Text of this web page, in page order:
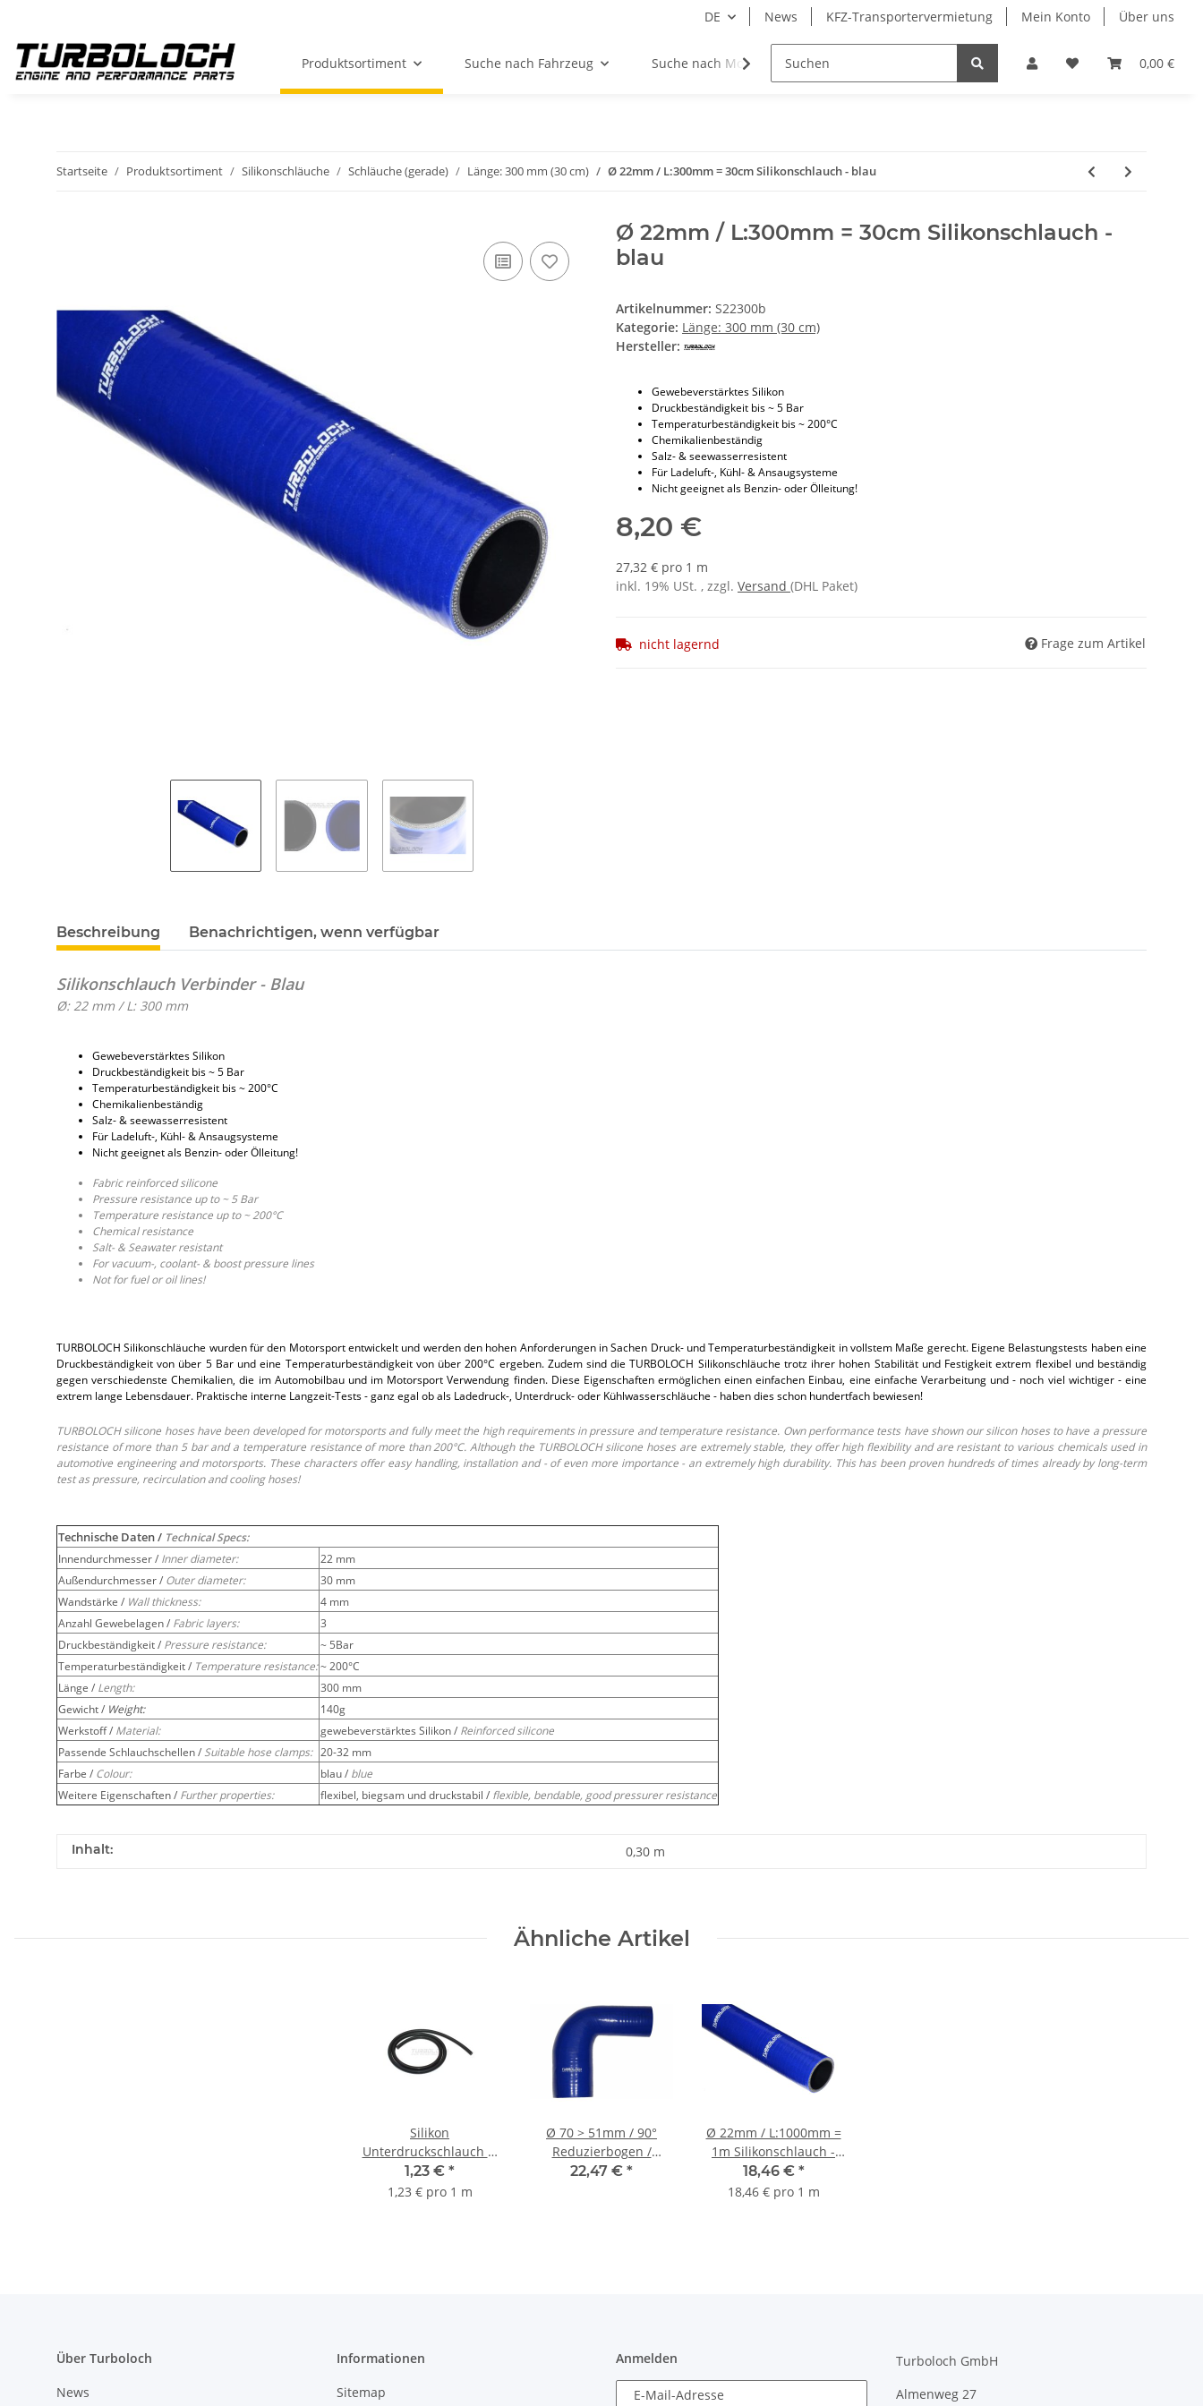
DE News KFZ-Transportervermietung Mein Konto Über uns
0,00 €
Produktsortiment Suche nach Fahrzeug Suche nach Motor Sonderangebote Merchandising
Startseite Produktsortiment Silikonschläuche Schläuche (gerade) Länge: 300 mm (30 cm) Ø 22mm / L:300mm = 30cm Silikonschlauch - blau
Ø 22mm / L:300mm = 30cm Silikonschlauch -
blau
Artikelnummer: S22300b
Kategorie: Länge: 300 mm (30 cm)
Hersteller:
Gewebeverstärktes Silikon
Druckbeständigkeit bis ~ 5 Bar
Temperaturbeständigkeit bis ~ 200°C
Chemikalienbeständig
Salz- & seewasserresistent
Für Ladeluft-, Kühl- & Ansaugsysteme
Nicht geeignet als Benzin- oder Ölleitung!
8,20 €
27,32 € pro 1 m
inkl. 19% USt. , zzgl. Versand (DHL Paket)
nicht lagernd Frage zum Artikel
Beschreibung Benachrichtigen, wenn verfügbar
Silikonschlauch Verbinder - Blau
Ø: 22 mm / L: 300 mm
Gewebeverstärktes Silikon
Druckbeständigkeit bis ~ 5 Bar
Temperaturbeständigkeit bis ~ 200°C
Chemikalienbeständig
Salz- & seewasserresistent
Für Ladeluft-, Kühl- & Ansaugsysteme
Nicht geeignet als Benzin- oder Ölleitung!
Fabric reinforced silicone
Pressure resistance up to ~ 5 Bar
Temperature resistance up to ~ 200°C
Chemical resistance
Salt- & Seawater resistant
For vacuum-, coolant- & boost pressure lines
Not for fuel or oil lines!
TURBOLOCH Silikonschläuche wurden für den Motorsport entwickelt und werden den hohen Anforderungen in Sachen Druck- und Temperaturbeständigkeit in vollstem Maße gerecht. Eigene Belastungstests haben eine
Druckbeständigkeit von über 5 Bar und eine Temperaturbeständigkeit von über 200°C ergeben. Zudem sind die TURBOLOCH Silikonschläuche trotz ihrer hohen Stabilität und Festigkeit extrem flexibel und beständig
gegen verschiedenste Chemikalien, die im Automobilbau und im Motorsport Verwendung finden. Diese Eigenschaften ermöglichen einen einfachen Einbau, eine einfache Verarbeitung und - noch viel wichtiger - eine
extrem lange Lebensdauer. Praktische interne Langzeit-Tests - ganz egal ob als Ladedruck-, Unterdruck- oder Kühlwasserschläuche - haben dies schon hundertfach bewiesen!
TURBOLOCH silicone hoses have been developed for motorsports and fully meet the high requirements in pressure and temperature resistance. Own performance tests have shown our silicon hoses to have a pressure
resistance of more than 5 bar and a temperature resistance of more than 200°C. Although the TURBOLOCH silicone hoses are extremely stable, they offer high flexibility and are resistant to various chemicals used in
automotive engineering and motorsports. These characters offer easy handling, installation and - of even more importance - an extremely high durability. This has been proven hundreds of times already by long-term
test as pressure, recirculation and cooling hoses!
Technische Daten / Technical Specs:
Innendurchmesser / Inner diameter:
22 mm
Außendurchmesser / Outer diameter:
30 mm
Wandstärke / Wall thickness:
4 mm
Anzahl Gewebelagen / Fabric layers:
3
Druckbeständigkeit / Pressure resistance:
~ 5Bar
Temperaturbeständigkeit / Temperature resistance:~ 200°C
Länge / Length:
300 mm
Gewicht / Weight:
140g
Werkstoff / Material: gewebeverstärktes Silikon / Reinforced silicone
Passende Schlauchschellen / Suitable hose clamps: 20-32 mm
Farbe / Colour: blau / blue
Weitere Eigenschaften / Further properties: flexibel, biegsam und druckstabil / flexible, bendable, good pressurer resistance
Inhalt: 0,30 m
Ähnliche Artikel
Silikon
Unterdruckschlauch Ø
4 mm - schwarz
1,23 € *
1,23 € pro 1 m
Ø 70 > 51mm / 90°
Reduzierbogen /
Silikonschlauch - blau
22,47 € *
Ø 22mm / L:1000mm =
1m Silikonschlauch -
blau
18,46 € *
18,46 € pro 1 m
Über Turboloch
News
Informationen
Sitemap
Anmelden
E-Mail-Adresse
Turboloch GmbH
Almenweg 27